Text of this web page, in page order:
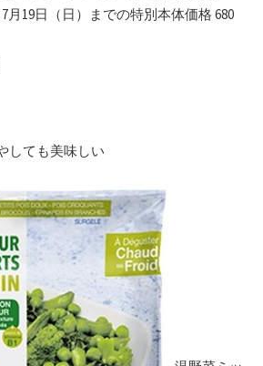
月19日（日）までの特別本体価格 680
しても美味しい